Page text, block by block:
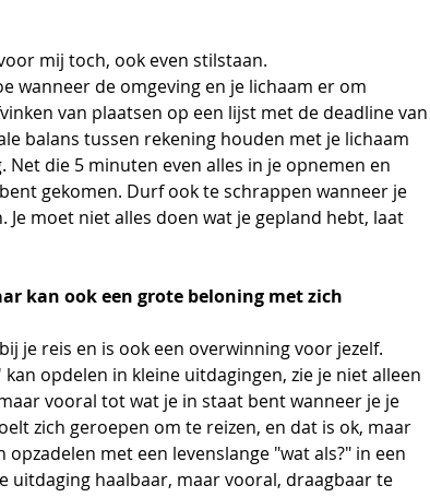
mij toch, ook even stilstaan.
wanneer de omgeving en je lichaam er om
van plaatsen op een lijst met de deadline van
balans tussen rekening houden met je lichaam
die 5 minuten even alles in je opnemen en
gekomen. Durf ook te schrappen wanneer je
moet niet alles doen wat je gepland hebt, laat
kan ook een grote beloning met zich
je reis en is ook een overwinning voor jezelf.
opdelen in kleine uitdagingen, zie je niet alleen
vooral tot wat je in staat bent wanneer je je
zich geroepen om te reizen, en dat is ok, maar
met een levenslange "wat als?" in een
uitdaging haalbaar, maar vooral, draagbaar te